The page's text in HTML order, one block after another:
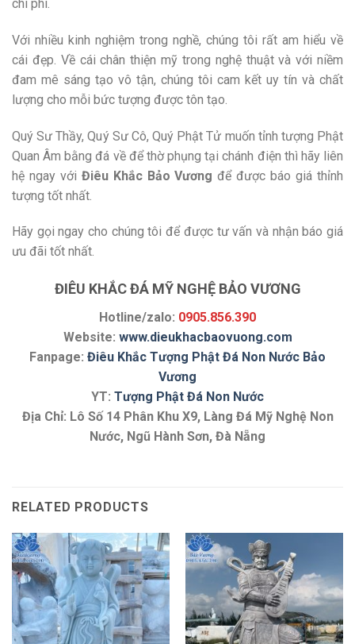
chi phí.
Với nhiều kinh nghiệm trong nghề, chúng tôi rất am hiểu về
cái đẹp. Về cái chân thiện mỹ trong nghệ thuật và với niềm
đam mê sáng tạo vô tận, chúng tôi cam kết uy tín và chất
lượng cho mỗi bức tượng được tôn tạo.
Quý Sư Thầy, Quý Sư Cô, Quý Phật Tử muốn tỉnh tượng Phật
Quan Âm bằng đá về để thờ phụng tại chánh điện thì hãy liên
hệ ngay với Điêu Khắc Bảo Vươngđể được báo giá thỉnh
tượng tốt nhất.
Hãy gọi ngay cho chúng tôi để được tư vấn và nhận báo giá
ưu đãi tốt nhất.
ĐIÊU KHẮC ĐÁ MỸ NGHỆ BẢO VƯƠNG
Hotline/zalo: 0905.856.390
Website: www.dieukhacbaovuong.com
Fanpage: Điêu Khắc Tượng Phật Đá Non Nước Bảo
Vương
YT: Tượng Phật Đá Non Nước
Địa Chỉ: Lô Số 14 Phân Khu X9, Làng Đá Mỹ Nghệ Non
Nước, Ngũ Hành Sơn, Đà Nẵng
RELATED PRODUCTS